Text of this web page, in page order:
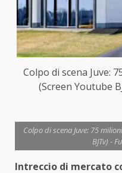
Colpo di scena Juve:
(Screen Youtube
Colpo di scena Juve: 75
BJTv) -
Intreccio di mercato